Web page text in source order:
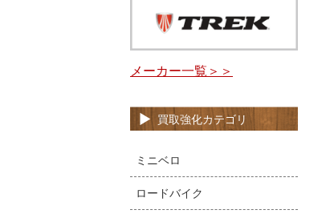
メーカー一覧＞＞
買取強化カテゴリ
ミニベロ
ロードバイク